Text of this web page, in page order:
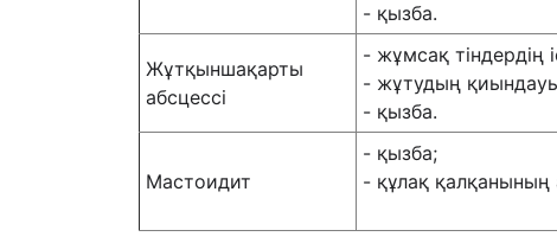
- қызба.
Жұтқыншақарты
абсцессі
- жұмсақ тіндердің
- жұтудың
- қызба.
Мастоидит
- қызба;
- құлақ қалқанының